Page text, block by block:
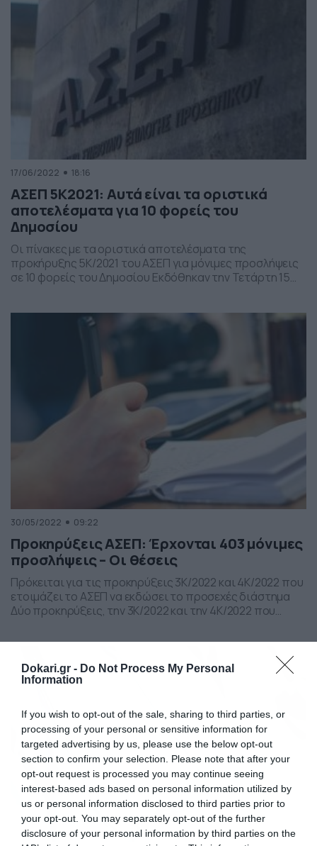
Dokari.gr - Do Not Process My Personal
Information
If you wish to opt-out of the sale, sharing to third parties, or
processing of your personal or sensitive information for
targeted advertising by us, please use the below opt-out
section to confirm your selection. Please note that after your
opt-out request is processed you may continue seeing
interest-based ads based on personal information utilized by
us or personal information disclosed to third parties prior to
your opt-out. You may separately opt-out of the further
disclosure of your personal information by third parties on the
Τεχνολογικής Εκπαίδευσης και οι ειδικότητες που
17/06/2022 18:16
ΑΣΕΠ 5Κ2021: Αυτά είναι τα οριστικά
αποτελέσματα για 10 φορείς του
Δημοσίου
Οι πίνακες με τα οριστικά αποτελέσματα της
προκήρυξης 5Κ/2021 του ΑΣΕΠ για μόνιμες προσλήψεις
σε 10 φορείς του Δημοσίου Εκδόθηκαν την Τετάρτη 15
προτεραιότητας, μεταξύ άλλων, 21 θέσεων, τακτικού
προσωπικού και προσωπικού με σχέση εργασίας
30/05/2022 09:22
Προκηρύξεις ΑΣΕΠ: Έρχονται 403 μόνιμες
προσλήψεις – Οι θέσεις
Πρόκειται για τις προκηρύξεις 3Κ/2022 και 4Κ/2022 που
ετοιμάζει το ΑΣΕΠ να εκδώσει το προσεχές διάστημα
Δύο προκηρύξεις, την 3Κ/2022 και την 4Κ/2022 που
ετοιμάζεται να εκδώσει το ΑΣΕΠ το αμέσως προσεχές
αναμένεται να δημοσιευτεί τις επόμενες ημέρες η
προκήρυξη 3Κ/2022 του ΑΣΕΠ που αφορά […]